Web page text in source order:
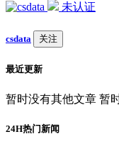
未认证
csdata 关注
最近更新
暂时没有其他文章 暂
24H热门新闻